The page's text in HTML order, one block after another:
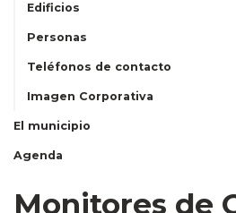
Edificios
Personas
Teléfonos de contacto
Imagen Corporativa
El municipio
Agenda
Monitores de